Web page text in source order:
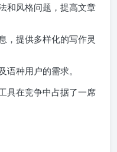
和风格问题，提高文章
，提供多样化的写作灵
语种用户的需求。
具在竞争中占据了一席